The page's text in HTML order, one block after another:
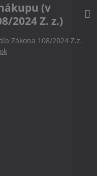
(v
2024 Z. z.)
Zákona 108/2024 Z.z.